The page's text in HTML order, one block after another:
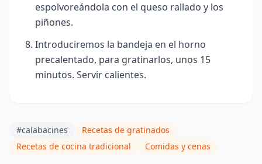
espolvoreándola con el queso rallado y los
piñones.
Introduciremos la bandeja en el horno
precalentado, para gratinarlos, unos 15
minutos. Servir calientes.
#calabacines
Recetas de gratinados
Recetas de cocina tradicional
Comidas y cenas